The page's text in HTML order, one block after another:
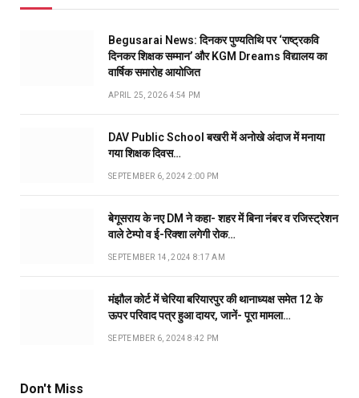
Begusarai News: दिनकर पुण्यतिथि पर ‘राष्ट्रकवि
दिनकर शिक्षक सम्मान’ और KGM Dreams विद्यालय का
वार्षिक समारोह आयोजित
APRIL 25, 2026 4:54 PM
DAV Public School बखरी में अनोखे अंदाज में मनाया
गया शिक्षक दिवस…
SEPTEMBER 6, 2024 2:00 PM
बेगूसराय के नए DM ने कहा- शहर में बिना नंबर व रजिस्ट्रेशन
वाले टेम्पो व ई-रिक्शा लगेगी रोक…
SEPTEMBER 14, 2024 8:17 AM
मंझौल कोर्ट में चेरिया बरियारपुर की थानाध्यक्ष समेत 12 के
ऊपर परिवाद पत्र हुआ दायर, जानें- पूरा मामला…
SEPTEMBER 6, 2024 8:42 PM
Don't Miss